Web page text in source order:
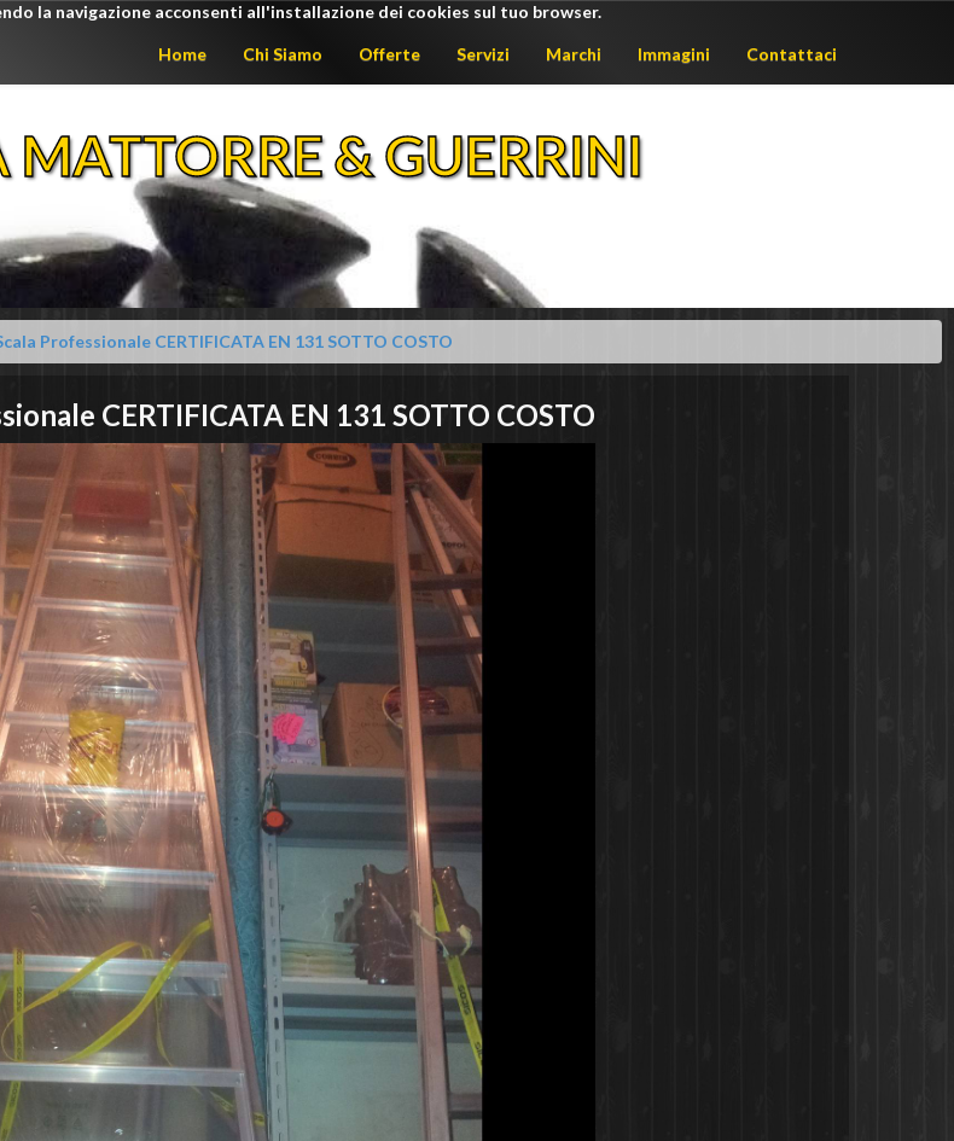
la navigazione acconsenti all'installazione dei cookies sul tuo browser.
Home Chi Siamo Offerte Servizi Marchi Immagini Contattaci
MATTORRE & GUERRINI
Professionale CERTIFICATA EN 131 SOTTO COSTO
CERTIFICATA EN 131 SOTTO COSTO